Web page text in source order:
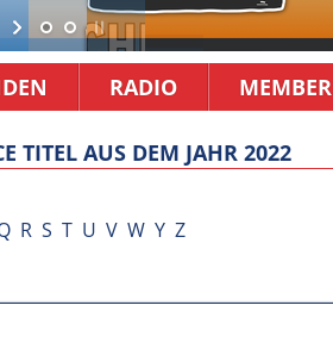
RADIO MEMBER
TITEL AUS DEM JAHR 2022
R S T U V W Y Z